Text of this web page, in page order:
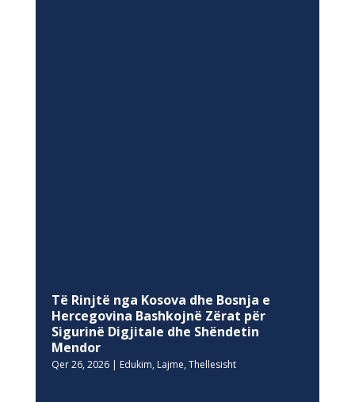
Të Rinjtë nga Kosova dhe Bosnja e
Hercegovina Bashkojnë Zërat për
Sigurinë Digjitale dhe Shëndetin
Mendor
Qer 26, 2026| Edukim, Lajme, Thellesisht